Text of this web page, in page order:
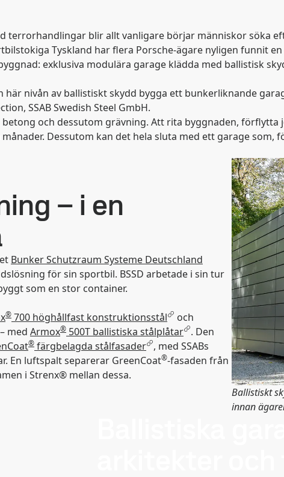
terrorhandlingar blir allt vanligare börjar människor söka
Tyskland har flera Porsche-ägare nyligen funnit
exklusiva modulära garage klädda med ballistisk
här nivån av ballistiskt skydd bygga ett bunkerliknande
SSAB Swedish Steel GmbH.
och dessutom grävning. Att rita byggnaden, förflytta
Dessutom kan det hela sluta med ett garage som,
– i en
Bunker Schutzraum Systeme Deutschland
för sin sportbil. BSSD arbetade i sin tur
som en stor container.
® 700 höghållfast konstruktionsstål
och
med Armox® 500T ballistiska stålplåtar . Den
® färgbelagda stålfasader , med SSABs
En luftspalt separerar GreenCoat®-fasaden från
i Strenx® mellan dessa.
Ballistiskt
innan